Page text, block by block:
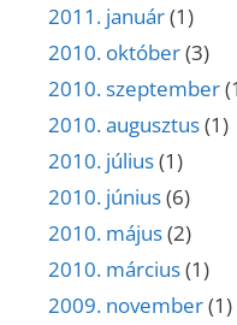
2011. január(1)
2010. október(3)
2010. szeptember
2010. augusztus(1)
2010. július(1)
2010. június(6)
2010. május(2)
2010. március(1)
2009. november(1)